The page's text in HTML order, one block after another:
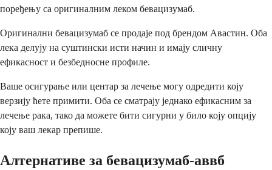
поређењу са оригиналним леком бевацизумаб.
Оригинални бевацизумаб се продаје под брендом Авастин. Оба
лека делују на суштински исти начин и имају сличну
ефикасност и безбедносне профиле.
Ваше осигурање или центар за лечење могу одредити коју
верзију ћете примити. Оба се сматрају једнако ефикасним за
лечење рака, тако да можете бити сигурни у било коју опцију
коју ваш лекар препише.
Алтернативе за бевацизумаб-аввб